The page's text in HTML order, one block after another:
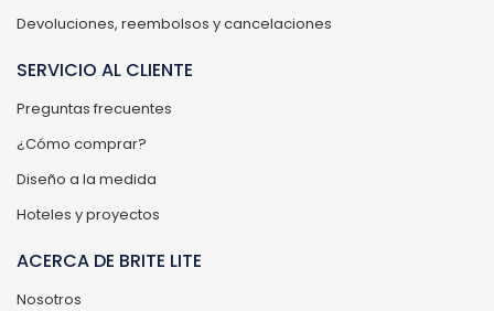
Devoluciones, reembolsos y cancelaciones
SERVICIO AL CLIENTE
Preguntas frecuentes
¿Cómo comprar?
Diseño a la medida
Hoteles y proyectos
ACERCA DE BRITE LITE
Nosotros